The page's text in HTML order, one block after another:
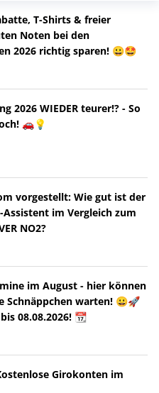
T-Shirts & freier
Noten bei den
2026 richtig sparen! 😀🤩
2026 WIEDER teurer!? - So
🚗💡
vorgestellt: Wie gut ist der
Assistent im Vergleich zum
NO2?
im August - hier können
Schnäppchen warten! 😀🚀
08.08.2026! 📆
Girokonten im